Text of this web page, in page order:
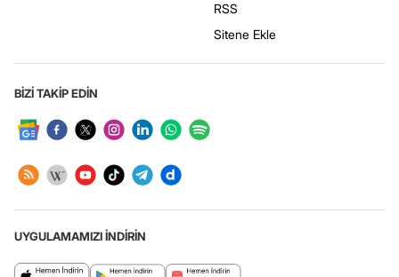
RSS
Sitene Ekle
BİZİ TAKİP EDİN
UYGULAMAMIZI İNDİRİN